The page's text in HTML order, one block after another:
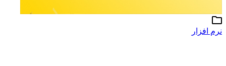
نرم افزار